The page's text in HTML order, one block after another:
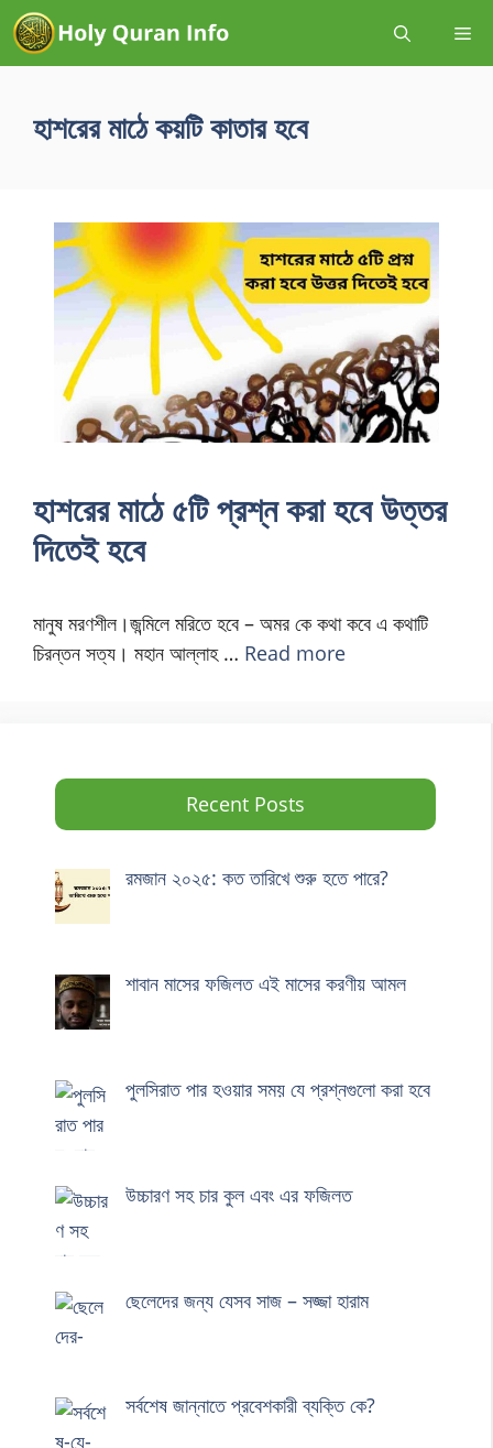
হাশরের মাঠে কয়টি কাতার হবে
হাশরের মাঠে ৫টি প্রশ্ন করা হবে উত্তর
দিতেই হবে
মানুষ মরণশীল।জন্মিলে মরিতে হবে – অমর কে কথা কবে এ কথাটি
চিরন্তন সত্য। মহান আল্লাহ … Read more
Recent Posts
রমজান ২০২৫: কত তারিখে শুরু হতে পারে?
শাবান মাসের ফজিলত এই মাসের করণীয় আমল
পুলসিরাত পার হওয়ার সময় যে প্রশ্নগুলো করা হবে
উচ্চারণ সহ চার কুল এবং এর ফজিলত
ছেলেদের জন্য যেসব সাজ – সজ্জা হারাম
সর্বশেষ জান্নাতে প্রবেশকারী ব্যক্তি কে?